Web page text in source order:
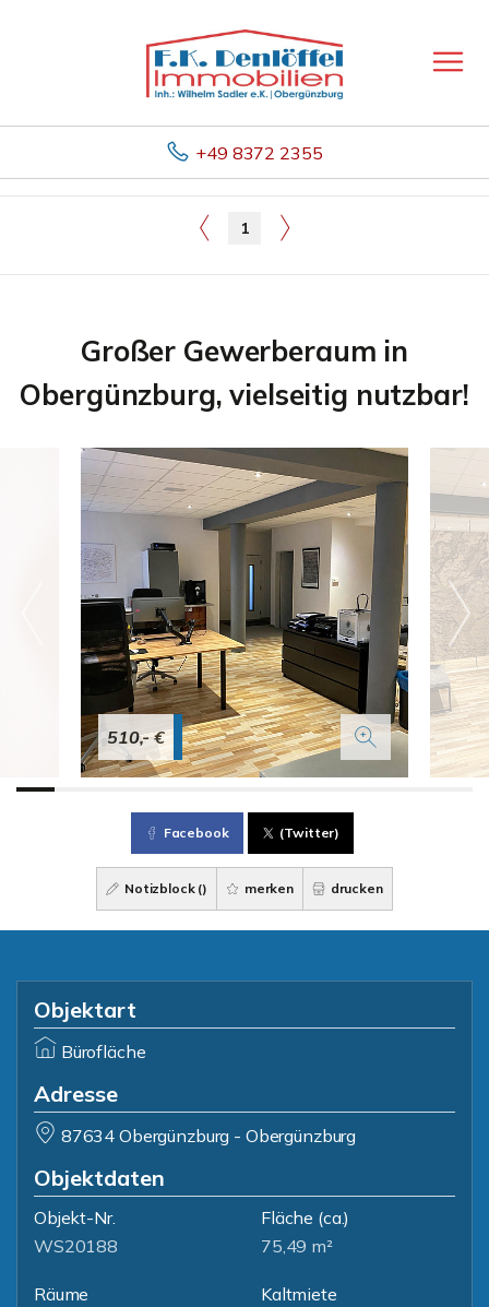
+49 8372 2355
1
Großer Gewerberaum in
Obergünzburg, vielseitig nutzbar!
510,- €
Facebook (Twitter)
Notizblock () merken drucken
Objektart
Bürofläche
Adresse
87634 Obergünzburg - Obergünzburg
Objektdaten
Objekt-Nr.
WS20188
Fläche (ca.)
75,49 m²
Räume
Kaltmiete